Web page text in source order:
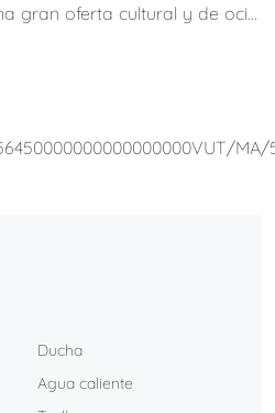
gran oferta cultural y de ocio.
es espacioso y luminoso,
y funcional. Consta de 1
parejas y familias.
MA/
Ducha
Agua caliente